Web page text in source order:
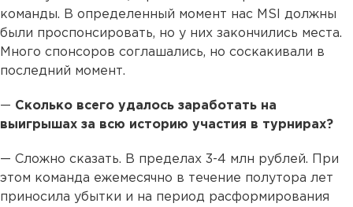
команды. В определенный момент нас MSI должны
были проспонсировать, но у них закончились места.
Много спонсоров соглашались, но соскакивали в
последний момент.
— Сколько всего удалось заработать на
выигрышах за всю историю участия в турнирах?
— Сложно сказать. В пределах 3-4 млн рублей. При
этом команда ежемесячно в течение полутора лет
приносила убытки и на период расформирования